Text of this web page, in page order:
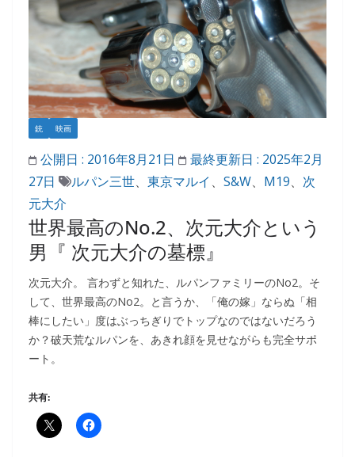
銃 映画
公開日 : 2016年8月21日 最終更新日 : 2025年2月
27日
ルパン三世、 東京マルイ 、 S&W、 M19、 次
元大介
世界最高のNo.2、次元大介という
男『 次元大介の墓標』
次元大介。 言わずと知れた、ルパンファミリーのNo2。そ
して、世界最高のNo2。と言うか、「俺の嫁」ならぬ「相
棒にしたい」度はぶっちぎりでトップなのではないだろう
か？破天荒なルパンを、あきれ顔を見せながらも完全サポ
ート。
共有: